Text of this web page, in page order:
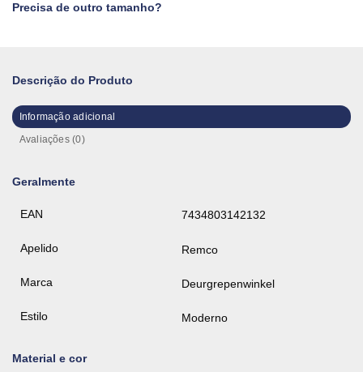
Precisa de outro tamanho?
Descrição do Produto
Informação adicional
Avaliações (0)
Geralmente
EAN 7434803142132
Apelido Remco
Marca Deurgrepenwinkel
Estilo Moderno
Material e cor